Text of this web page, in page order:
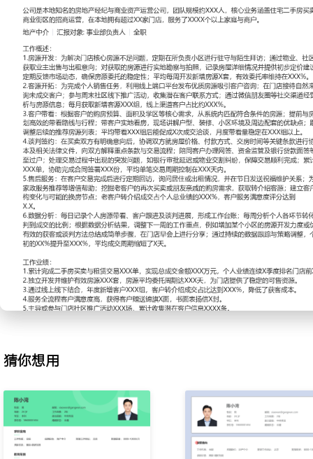
工作经历
2024-09 -2025-12
公司是本地知名的房地产经纪与商业资产运营公司，团队规模约
宅二手房买卖租赁、新房销售代理及社区商业街区的招商运营，在
店，服务了XXXX个以上家庭与商户。
地产中介汇报对象：部门总监
工作概述：
1.房源开发：为解决门店核心房源不足问题，定期在所负责小区进
过物业、社区便利店等渠道建立信息点，获取业主出售与出租意向
地勘察与拍照，记录房屋详细情况并提供初步定价建议；维护与房
馈市场动态，确保房源委托的稳定性；平均每周开发新增房源X套，
XXX%。
2.客源开拓：为完成个人销售任务，利用线上端口平台发布优质房
店接待自然来访客户，并电话回访历史咨询未成交客户；参与周末
集潜在客户联系方式；通过微信朋友圈等社交渠道经营个人专业形
源信息；每月获取新增客源XXX组，线上渠道客户占比约XXX%。
场讲解户型、装修、小区环境及周边配套的优缺点；跟进客户每次
上。
4.谈判签约：在买卖双方有明确意向后，协调双方就房屋价格、付款
键条款进行协商；准备交易所需的合同文本及相关法律文件，向双
流程；陪同客户办理网签、资金监管及银行贷款面签等手续，跟踪
猜你想用